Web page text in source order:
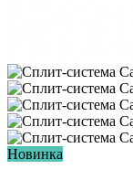
Новинка